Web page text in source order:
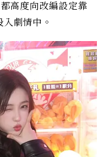
高度向改編設定靠
劇情中。